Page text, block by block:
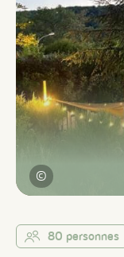
©
80 personnes